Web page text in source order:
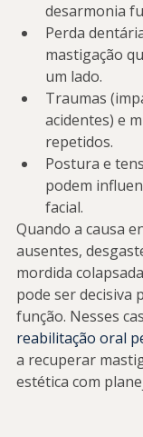
desarmonia
Perda
mastigação
um lado.
Traumas
acidentes) e
repetidos.
Postura e
podem
facial.
Quando a causa
ausentes,
mordida
pode ser decisiva
função. Nesses
reabilitação oral
a recuperar
estética com